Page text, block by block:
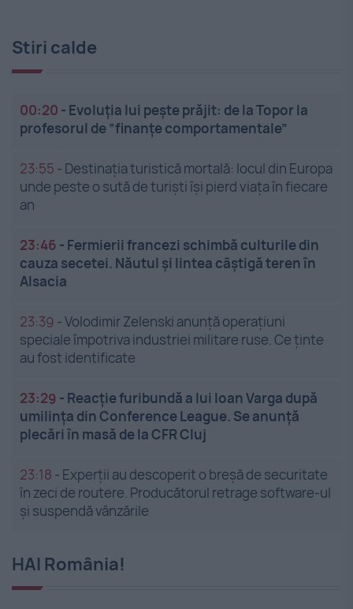
Stiri calde
00:20 - Evoluția lui pește prăjit: de la Topor la
profesorul de ”finanțe comportamentale”
23:55 - Destinația turistică mortală: locul din Europa
unde peste o sută de turiști își pierd viața în fiecare
an
23:46 - Fermierii francezi schimbă culturile din
cauza secetei. Năutul și lintea câștigă teren în
Alsacia
23:39 -Volodimir Zelenski anunță operațiuni
speciale împotriva industriei militare ruse. Ce ținte
au fost identificate
23:29 - Reacție furibundă a lui Ioan Varga după
umilința din Conference League. Se anunță
plecări în masă de la CFR Cluj
23:18 - Experții au descoperit o breșă de securitate
în zeci de routere. Producătorul retrage software-ul
și suspendă vânzările
HAI România!